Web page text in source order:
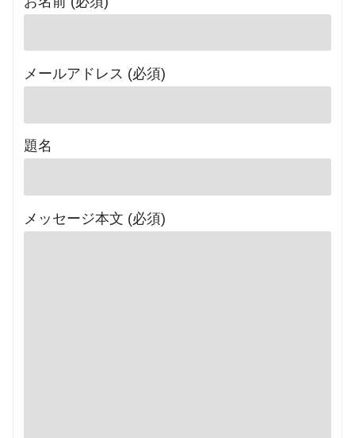
メールアドレス (必須)
題名
メッセージ本文 (必須)